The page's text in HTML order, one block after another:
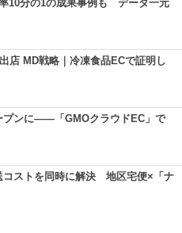
10分の1の成果事例も データ一元
店 MD戦略｜冷凍食品ECで証明し
プンに――「GMOクラウドEC」で
コストを同時に解決 地区宅便×「ナ